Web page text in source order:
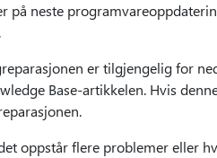
på neste
er tilgjengelig for
Base-artikkelen. Hvis
oppstår flere problemer eller